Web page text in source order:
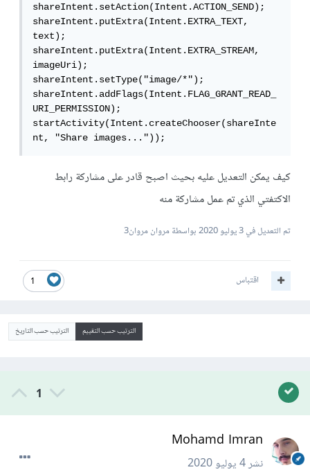
shareIntent.setAction(Intent.ACTION_SEND);
shareIntent.putExtra(Intent.EXTRA_TEXT,
text);
shareIntent.putExtra(Intent.EXTRA_STREAM,
imageUri);
shareIntent.setType("image/*");
shareIntent.addFlags(Intent.FLAG_GRANT_READ_
URI_PERMISSION);
startActivity(Intent.createChooser(shareInte
nt, "Share images..."));
كيف يمكن التعديل عليه بحيث اصبح قادر على مشاركة رابط
الاكتفتي الذي تم عمل مشاركة منه
تم التعديل في3 يوليو 2020 بواسطة مروان مروان3
1 اقتباس
الترتيب حسب التقييم الترتيب حسب التاريخ
1
Mohamd Imran
نشر4 يوليو 2020